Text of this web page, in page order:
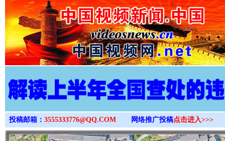
>
投稿邮箱： 3555333776@QQ.COM 网络推广投稿点击进入>>>